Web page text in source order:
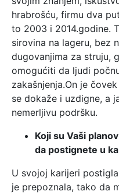
hrabrošću, firmu dva
to 2003 i 2014.godine.
sirovina na lageru, bez
dugovanjima za struju,
omogućiti da ljudi
zakašnjenja.On je
se dokaže i uzdigne, a
nemerljivu podršku.
Koji su Vaši
da postignete u
U svojoj karijeri
je prepoznala, tako da